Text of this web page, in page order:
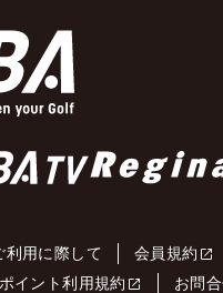
利用に際して 会員規約
ポイント利用規約 お問